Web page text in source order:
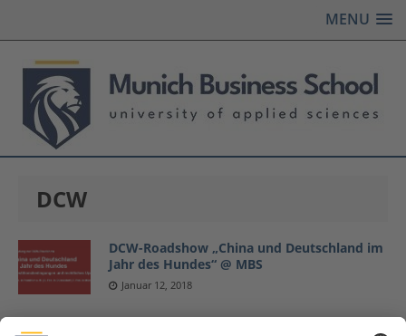
MENU
DCW
DCW-Roadshow „China und Deutschland im
Jahr des Hundes“ @ MBS
Januar 12, 2018